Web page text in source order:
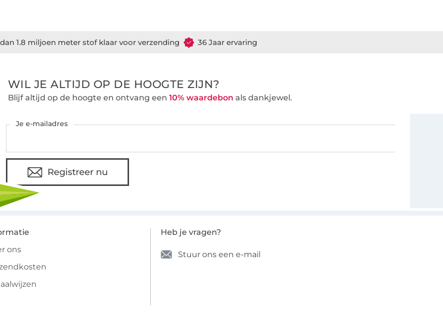
1.8 miljoen meter stof klaar voor verzending 36 Jaar ervaring
WIL JE ALTIJD OP DE HOOGTE ZIJN?
Blijf altijd op de hoogte en ontvang een 10% waardebon als dankjewel.
Je e-mailadres
Registreer nu
ons
Heb je vragen?
Stuur ons een e-mail